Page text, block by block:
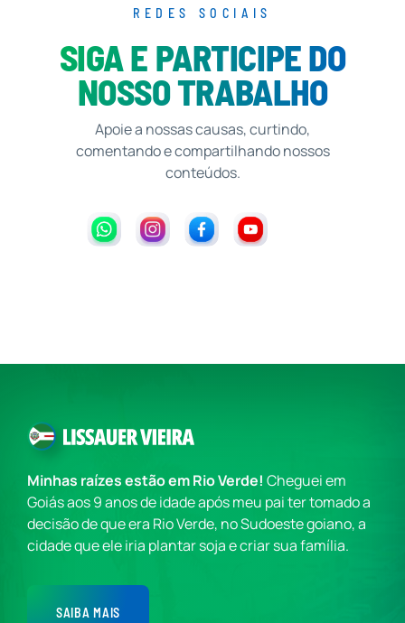
REDES SOCIAIS
SIGA E PARTICIPE DO
NOSSO TRABALHO
Apoie a nossas causas, curtindo,
comentando e compartilhando nossos
conteúdos.
Minhas raízes estão em Rio Verde! Cheguei em
Goiás aos 9 anos de idade após meu pai ter tomado a
decisão de que era Rio Verde, no Sudoeste goiano, a
cidade que ele iria plantar soja e criar sua família.
SAIBA MAIS